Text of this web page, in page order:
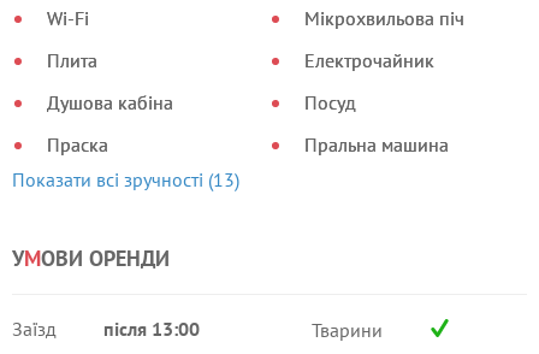
Wi-Fi
Плита
Душова кабіна
Праска
Мікрохвильова піч
Електрочайник
Посуд
Пральна машина
Показати всі зручності (13)
УМОВИ ОРЕНДИ
Заїзд
після 13:00
Тварини